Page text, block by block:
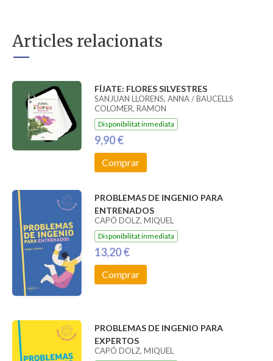
Articles relacionats
FÍJATE: FLORES SILVESTRES
SANJUAN LLORENS, ANNA / BAUCELLS
COLOMER, RAMON
Disponibilitat inmediata
9,90 €
Comprar
PROBLEMAS DE INGENIO PARA
ENTRENADOS
CAPÓ DOLZ, MIQUEL
Disponibilitat inmediata
13,20 €
Comprar
PROBLEMAS DE INGENIO PARA
EXPERTOS
CAPÓ DOLZ, MIQUEL